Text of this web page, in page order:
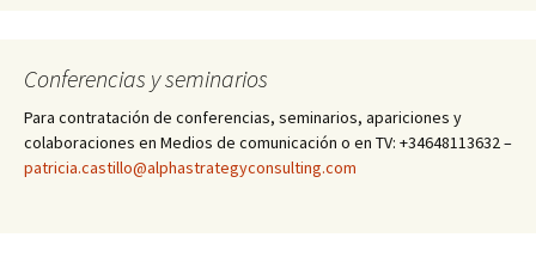
Conferencias y seminarios
Para contratación de conferencias, seminarios, apariciones y
colaboraciones en Medios de comunicación o en TV: +34648113632 –
patricia.castillo@alphastrategyconsulting.com